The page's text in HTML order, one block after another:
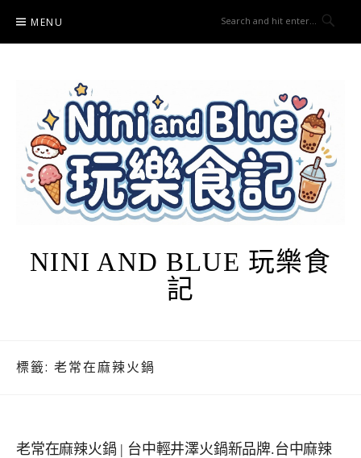
content
MENU
NINI AND BLUE 玩樂食
記
標籤: 老常在麻辣火鍋
老常在麻辣火鍋 | 台中輕井澤火鍋新品牌.台中麻辣